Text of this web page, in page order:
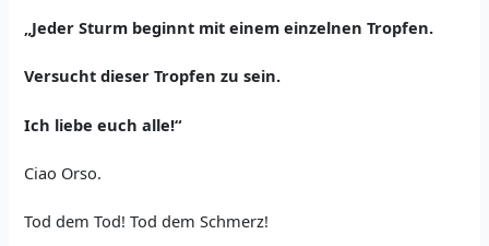
„Jeder Sturm beginnt mit einem einzelnen Tropfen.
Versucht dieser Tropfen zu sein.
Ich liebe euch alle!“
Ciao Orso.
Tod dem Tod! Tod dem Schmerz!